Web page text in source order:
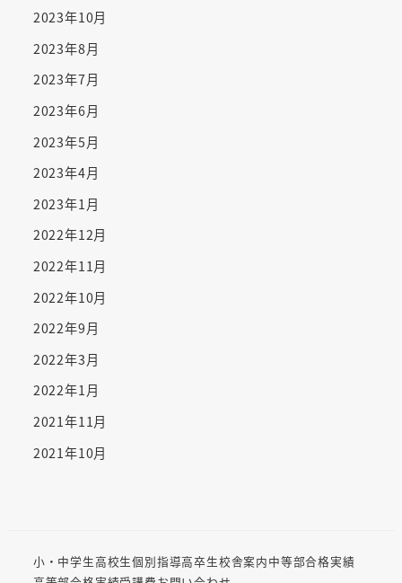
2023年10月
2023年8月
2023年7月
2023年6月
2023年5月
2023年4月
2023年1月
2022年12月
2022年11月
2022年10月
2022年9月
2022年3月
2022年1月
2021年11月
2021年10月
小・中学生高校生個別指導高卒生校舎案内中等部合格実績